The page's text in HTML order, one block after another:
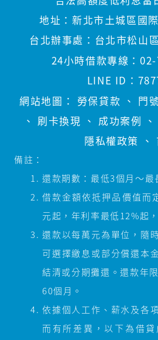
地址：新北市土城區國
台北辦事處： 台北市松山
24小時借款專線：
LINE ID：
網站地圖： 勞保貸款 、 門
、 刷卡換現 、 成功案例 、
隱私權政策 、
備註：
還款期數：最低3個月～最
借款金額依抵押品價值而
元起，年利率最低12%起
還款以每萬元為單位，隨
可選擇繳息或部分償還本
結清或分期攤還。還款年
60個月。
依據個人工作、薪水及各
而有所差異，以下為借